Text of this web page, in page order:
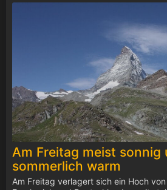
Am Freitag meist sonnig
sommerlich warm
Am Freitag verlagert sich ein Hoch